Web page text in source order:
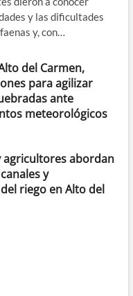
y las dificultades
y, con…
del Carmen,
para agilizar
ante
meteorológicos
agricultores abordan
y
riego en Alto del